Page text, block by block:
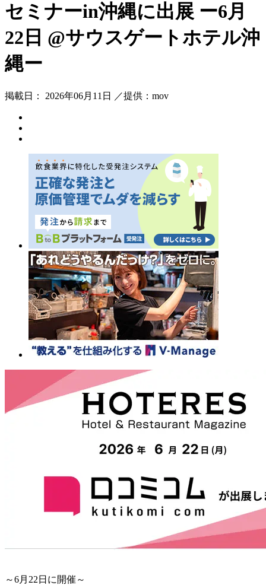
セミナーin沖縄に出展 ー6月
22日 @サウスゲートホテル沖
縄ー
掲載日： 2026年06月11日 ／提供：mov
～6月22日に開催～